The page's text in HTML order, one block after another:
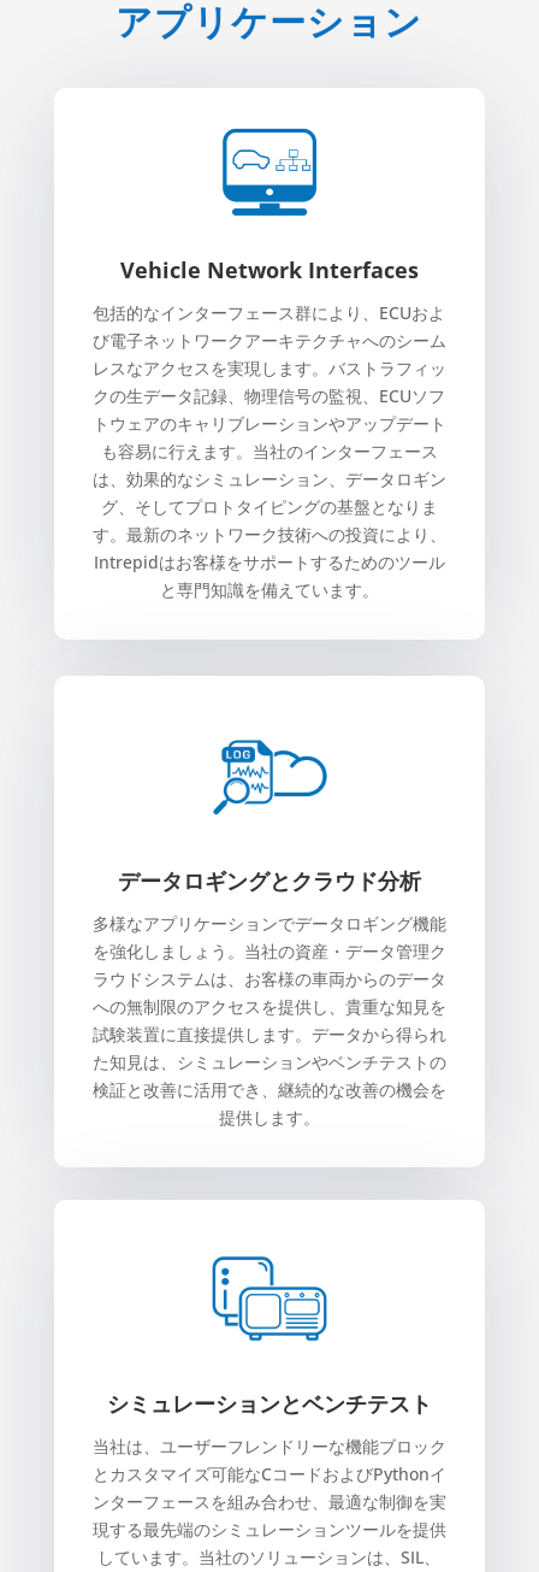
アプリケーション
Vehicle Network Interfaces
包括的なインターフェース群により、ECUおよ
び電子ネットワークアーキテクチャへのシーム
レスなアクセスを実現します。バストラフィッ
クの生データ記録、物理信号の監視、ECUソフ
トウェアのキャリブレーションやアップデート
も容易に行えます。当社のインターフェース
は、効果的なシミュレーション、データロギン
グ、そしてプロトタイピングの基盤となりま
す。最新のネットワーク技術への投資により、
Intrepidはお客様をサポ​​ートするためのツール
と専門知識を備えています。
データロギングとクラウド分析
多様なアプリケーションでデータロギング機能
を強化しましょう。当社の資産・データ管理ク
ラウドシステムは、お客様の車両からのデータ
への無制限のアクセスを提供し、貴重な知見を
試験装置に直接提供します。データから得られ
た知見は、シミュレーションやベンチテストの
検証と改善に活用でき、継続的な改善の機会を
提供します。
シミュレーションとベンチテスト
当社は、ユーザーフレンドリーな機能ブロック
とカスタマイズ可能なCコードおよびPythonイ
ンターフェースを組み合わせ、最適な制御を実
現する最先端のシミュレーションツールを提供
しています。当社のソリューションは、SIL、